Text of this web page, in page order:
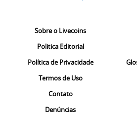
Sobre o Livecoins
Politica Editorial
Política de Privacidade
Termos de Uso
Contato
Denúncias